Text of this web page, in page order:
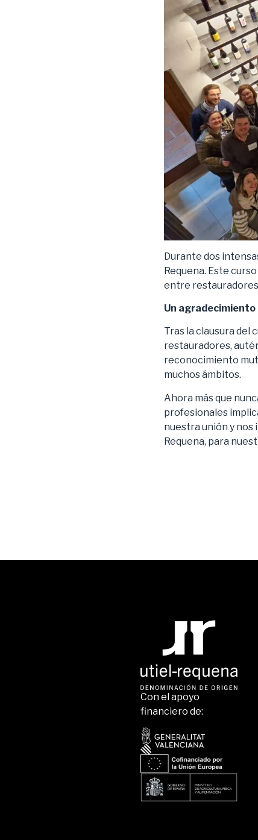
Durante dos
Requena. Este
entre
Un
Tras la clausura del
restauradores,
reconocimiento
muchos ámbitos.
Ahora más que
profesionales
nuestra unión y nos
Requena, para
Con el apoyo
financiero de: